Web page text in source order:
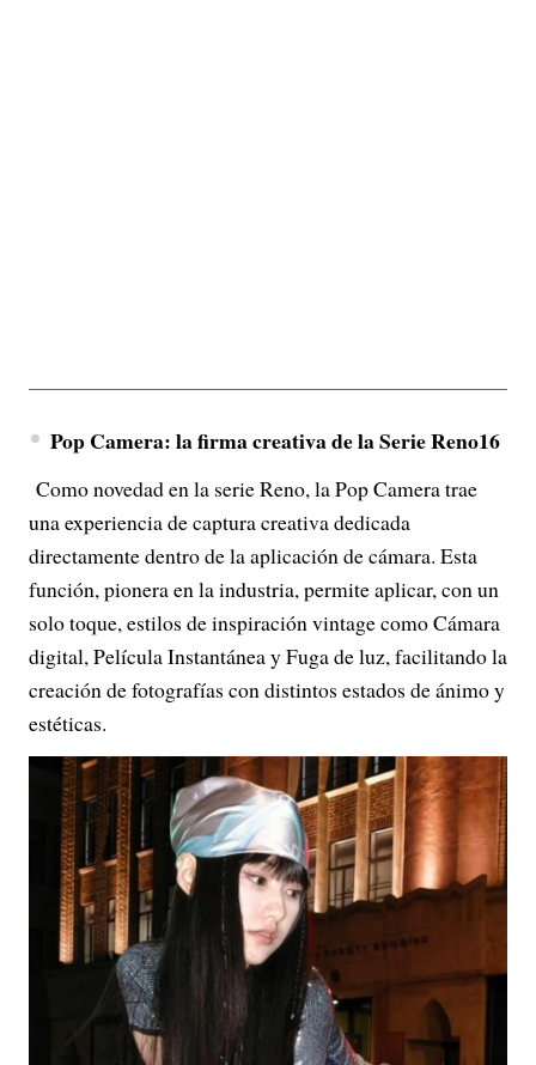
Pop Camera: la firma creativa de la Serie Reno16
Como novedad en la serie Reno, la Pop Camera trae
una experiencia de captura creativa dedicada
directamente dentro de la aplicación de cámara. Esta
función, pionera en la industria, permite aplicar, con un
solo toque, estilos de inspiración vintage como Cámara
digital, Película Instantánea y Fuga de luz, facilitando la
creación de fotografías con distintos estados de ánimo y
estéticas.